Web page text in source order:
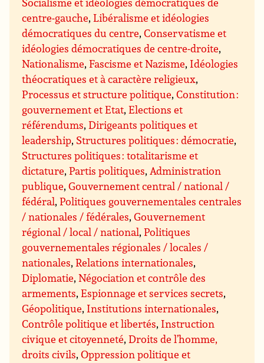
centre-gauche,Libéralisme et idéologies
démocratiques du centre,Conservatisme et
idéologies démocratiques de centre-droite,
Nationalisme,Fascisme et Nazisme, Idéologies
théocratiques et à caractère religieux,
Processus et structure politique,Constitution :
gouvernement et Etat,Elections et
référendums,Dirigeants politiques et
leadership, Structures politiques : démocratie,
Structures politiques : totalitarisme et
dictature,Partis politiques,Administration
publique,Gouvernement central / national /
fédéral,Politiques gouvernementales centrales
/ nationales / fédérales,Gouvernement
régional / local / national,Politiques
gouvernementales régionales / locales /
nationales,Relations internationales,
Diplomatie,Négociation et contrôle des
armements,Espionnage et services secrets,
Géopolitique, Institutions internationales,
Contrôle politique et libertés, Instruction
civique et citoyenneté,Droits de l’homme,
droits civils,Oppression politique et